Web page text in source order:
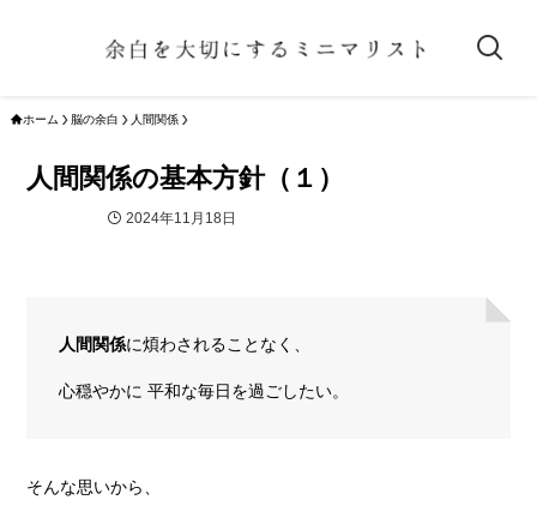
ホーム 脳の余白 人間関係
人間関係の基本方針（１）
2024年11月18日
人間関係に煩わされることなく、
心穏やかに 平和な毎日を過ごしたい。
そんな思いから、